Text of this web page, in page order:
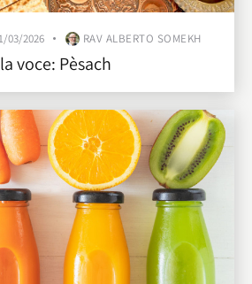
03/2026 RAV ALBERTO SOMEKH
voce: Pèsach